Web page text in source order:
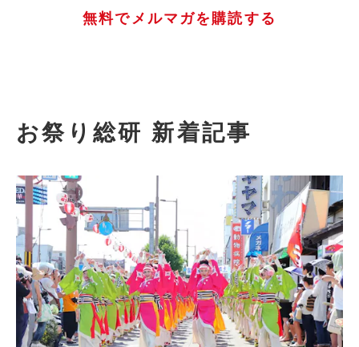
無料でメルマガを購読する
お祭り総研 新着記事